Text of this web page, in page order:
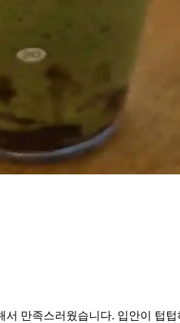
만족스러웠습니다. 입안이 텁